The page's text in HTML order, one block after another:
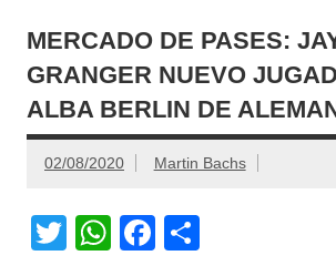
MERCADO DE PASES:
GRANGER NUEVO
ALBA BERLIN DE
02/08/2020 Martin Bachs
T
W F